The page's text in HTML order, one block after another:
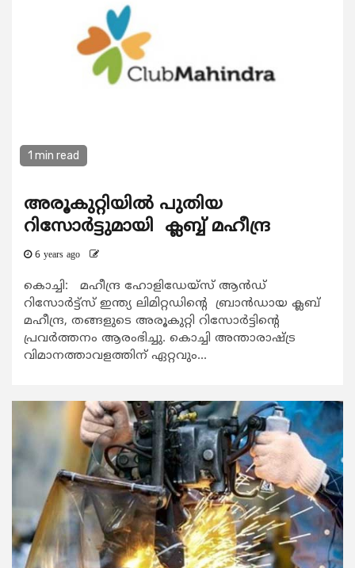
1 min read
അരൂകുറ്റിയില്‍ പുതിയ
റിസോര്‍ട്ടുമായി ക്ലബ്ബ് മഹീന്ദ്ര
6 years ago
കൊച്ചി: മഹീന്ദ്ര ഹോളിഡേയ്‌സ് ആന്‍ഡ്
റിസോര്‍ട്ട്‌സ് ഇന്ത്യ ലിമിറ്റഡിന്റെ ബ്രാന്‍ഡായ ക്ലബ്
മഹീന്ദ്ര, തങ്ങളുടെ അരൂകുറ്റി റിസോര്‍ട്ടിന്റെ
പ്രവര്‍ത്തനം ആരംഭിച്ചു. കൊച്ചി അന്താരാഷ്ട്ര
വിമാനത്താവളത്തിന് ഏറ്റവും...